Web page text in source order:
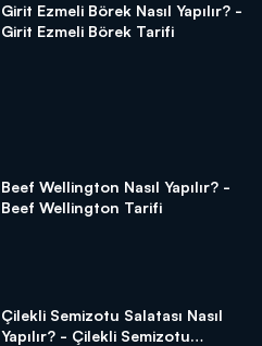
Girit Ezmeli Börek Nasıl Yapılır? -
Girit Ezmeli Börek Tarifi
Beef Wellington Nasıl Yapılır? -
Beef Wellington Tarifi
Çilekli Semizotu Salatası Nasıl
Yapılır? - Çilekli Semizotu